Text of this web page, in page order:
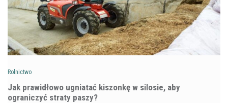
Rolnictwo
Jak prawidłowo ugniatać kiszonkę w silosie, aby
ograniczyć straty paszy?